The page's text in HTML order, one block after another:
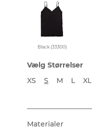
Black (33300)
Vælg Størrelser
XS
S M L XL
Materialer